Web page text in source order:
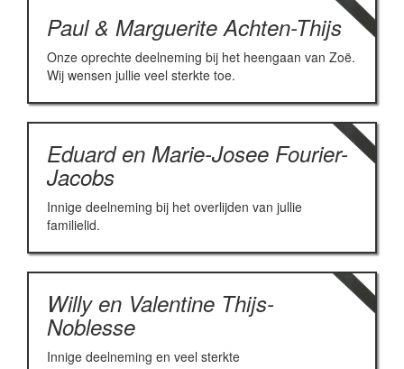
Paul & Marguerite Achten-Thijs
Onze oprechte deelneming bij het heengaan van Zoë.
Wij wensen jullie veel sterkte toe.
Eduard en Marie-Josee Fourier-
Jacobs
Innige deelneming bij het overlijden van jullie
familielid.
Willy en Valentine Thijs-
Noblesse
Innige deelneming en veel sterkte